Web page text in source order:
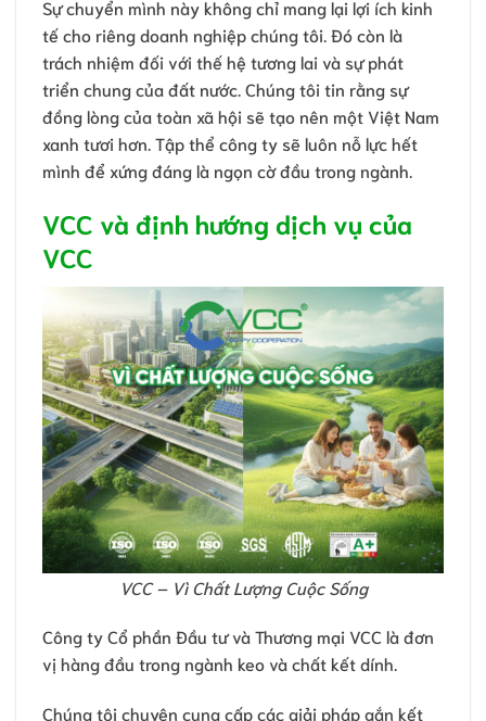
Sự chuyển mình này không chỉ mang lại lợi ích kinh
tế cho riêng doanh nghiệp chúng tôi. Đó còn là
trách nhiệm đối với thế hệ tương lai và sự phát
triển chung của đất nước. Chúng tôi tin rằng sự
đồng lòng của toàn xã hội sẽ tạo nên một Việt Nam
xanh tươi hơn. Tập thể công ty sẽ luôn nỗ lực hết
mình để xứng đáng là ngọn cờ đầu trong ngành.
VCC và định hướng dịch vụ của
VCC
VCC – Vì Chất Lượng Cuộc Sống
Công ty Cổ phần Đầu tư và Thương mại VCC là đơn
vị hàng đầu trong ngành keo và chất kết dính.
Chúng tôi chuyên cung cấp các giải pháp gắn kết